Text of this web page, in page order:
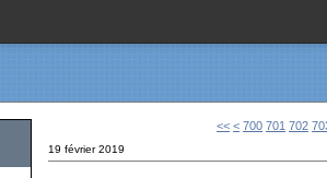
<< < 700 701 702
19 février 2019